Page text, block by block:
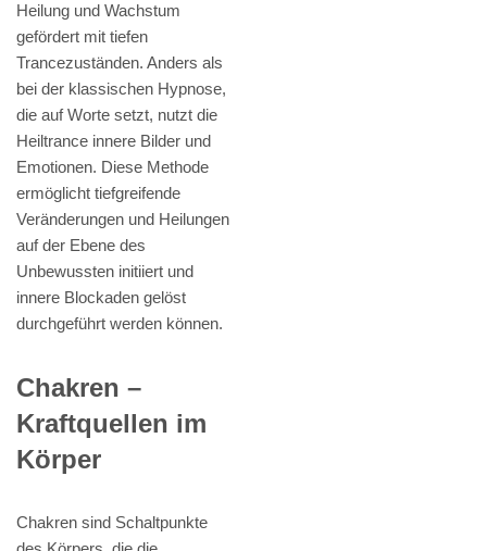
Heilung und Wachstum
gefördert mit tiefen
Trancezuständen. Anders als
bei der klassischen Hypnose,
die auf Worte setzt, nutzt die
Heiltrance innere Bilder und
Emotionen. Diese Methode
ermöglicht tiefgreifende
Veränderungen und Heilungen
auf der Ebene des
Unbewussten initiiert und
innere Blockaden gelöst
durchgeführt werden können.
Chakren –
Kraftquellen im
Körper
Chakren sind Schaltpunkte